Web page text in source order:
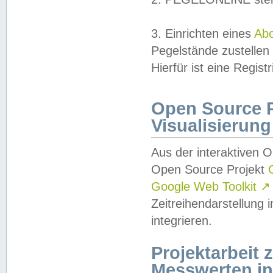
3. Einrichten eines
Pegelstände
Hierfür ist eine
Open Source
Visualisierung
Aus der interaktiven
Open Source Projekt
Google Web Toolkit ↗
Zeitreihendarstellung
integrieren.
Projektarbeit